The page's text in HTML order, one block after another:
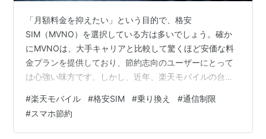
「月額料金を抑えたい」という目的で、格安
SIM（MVNO）を選択している方は多いでしょう。確か
にMVNOは、大手キャリアと比較して驚くほど安価な料
金プランを提供しており、節約志向のユーザーにとって
は心強い味方です。しかし、近年、楽天モバイルの台頭
る「格安」という枠組みを超え、通信品質やサービス内
容の面で、MVNOから楽天モバイルへ乗り換えるユーザ
ーが急増しているのです。 では、果たしてあなたにとっ
#楽天モバイル #格安SIM #乗り換え #通信制限
#スマホ節約